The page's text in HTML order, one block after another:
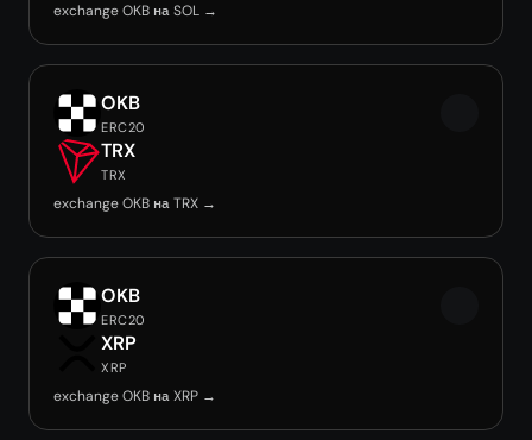
exchange OKB на SOL →
OKB
ERC20
TRX
TRX
exchange OKB на TRX →
OKB
ERC20
XRP
XRP
exchange OKB на XRP →